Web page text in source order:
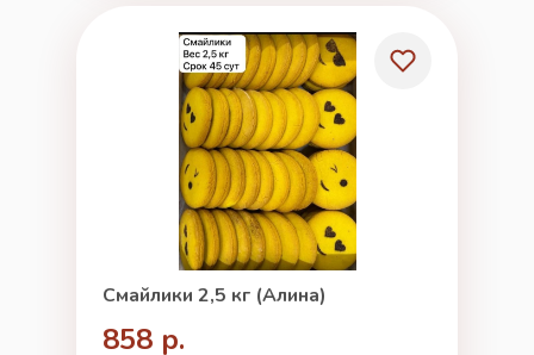
Смайлики 2,5 кг (Алина)
858 р.